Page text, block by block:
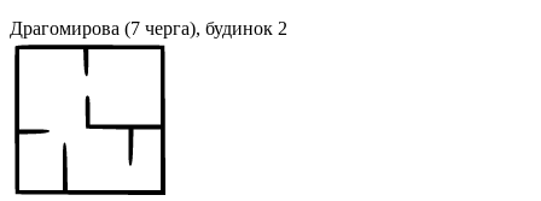
Драгомирова (7 черга), будинок 2